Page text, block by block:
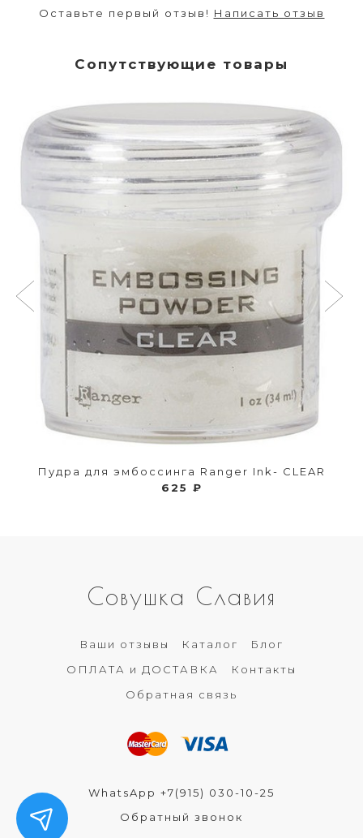
Оставьте первый отзыв! Написать отзыв
Сопутствующие товары
Пудра для эмбоссинга Ranger Ink- CLEAR
625 ₽
Совушка Славия
Ваши отзывы Каталог
Блог
ОПЛАТА и ДОСТАВКА
Контакты
Обратная связь
WhatsApp +7(915) 030-10-25
Обратный звонок